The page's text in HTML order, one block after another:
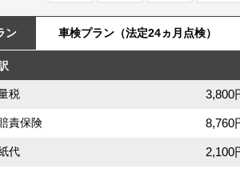
ン 車検プラン（法定24ヵ月点検）
税 3,800
責保険 8,760
代 2,100